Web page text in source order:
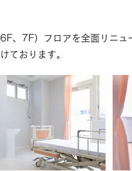
、7F）フロアを全面リニュ
ております。